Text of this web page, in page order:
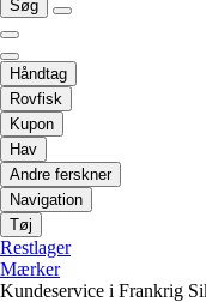
Søg
Håndtag
Rovfisk
Kupon
Hav
Andre ferskner
Navigation
Tøj
Restlager
Mærker
Kundeservice i Frankrig